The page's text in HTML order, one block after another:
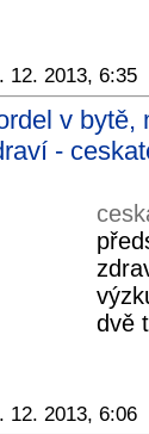
12. 2013, 6:35
v bytě,
-
dvě
12. 2013, 6:06